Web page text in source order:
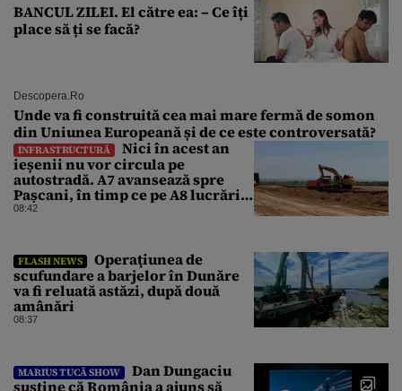
BANCUL ZILEI. El către ea: – Ce îți
place să ți se facă?
Descopera.ro
Unde va fi construită cea mai mare fermă de somon
din Uniunea Europeană și de ce este controversată?
INFRASTRUCTURĂ
Nici în acest an
ieșenii nu vor circula pe
autostradă. A7 avansează spre
Pașcani, în timp ce pe A8 lucrările
întârzie
08:42
FLASH NEWS
Operaţiunea de
scufundare a barjelor în Dunăre
va fi reluată astăzi, după două
amânări
08:37
MARIUS TUCĂ SHOW
Dan Dungaciu
susține că România a ajuns să